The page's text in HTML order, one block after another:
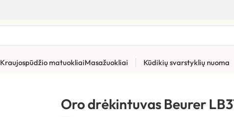
Kraujospūdžio matuokliaiMasažuokliai Kūdikių svarstyklių nuoma
Oro drėkintuvas Beurer